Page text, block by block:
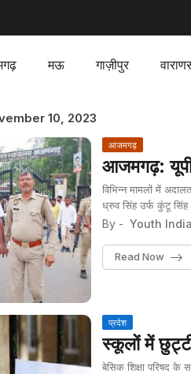
मऊ गाज़ीपुर
10, 2023
आजमगढ़
आजमगढ़: यूपी
विभिन्न मामलों में
ध्रुव सिंह उर्फ कुंटू
By - Youth
Read Now
प्रदेश
स्कूलों में
बेसिक शिक्षा परिषद के